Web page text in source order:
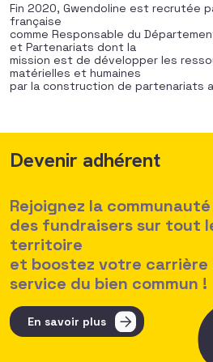
Fin 2020, Gwendoline est recrutée
française
comme Responsable du
et Partenariats dont la
mission est de développer les
matérielles et humaines
par la construction de partenariats
Devenir adhérent
Rejoignez la
des fundraisers sur tout
territoire
et boostez votre carrière
service du bien commun !
En savoir plus